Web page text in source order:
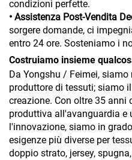
condizioni perfette.
• Assistenza Post-Vendita
sorgere domande, ci
entro 24 ore. Sosteniamo i
Costruiamo insieme
Da Yongshu / Feimei,
produttore di tessuti; siamo
creazione. Con oltre 35 anni
produttiva all'avanguardia e
l'innovazione, siamo in
esigenze più diverse per
doppio strato, jersey,